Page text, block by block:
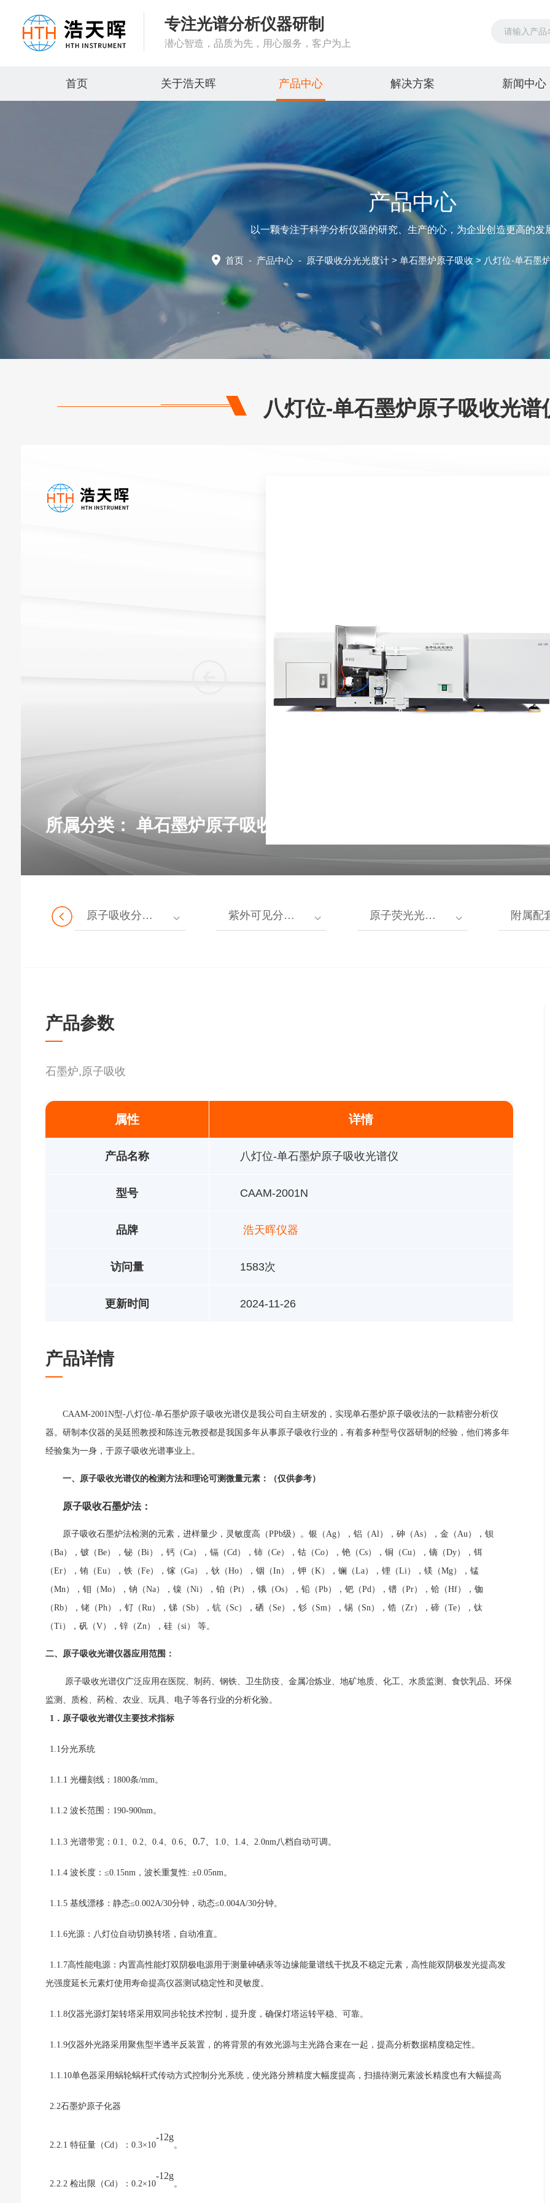
专注光谱分析仪器研制
潜心智造，品质为先，用心服务，客户为上
首页 关于浩天晖 产品中心 解决方案 新闻中心
产品中心
以一颗专注于科学分析仪器的研究、生产的心，为企业创造更高的发
首页- 产品中心- 原子吸收分光光度计> 单石墨炉原子吸收> 八灯位-单石墨
八灯位-单石墨炉原子吸收光谱
所属分类： 单石墨炉原子吸收
原子吸收分光光度计 紫外可见分光光度计 原子荧光光度计 附属配
产品参数
石墨炉,原子吸收
属性
产品名称
型号
品牌
访问量
更新时间
详情
八灯位-单石墨炉原子吸收光谱仪
CAAM-2001N
浩天晖仪器
1583次
2024-11-26
产品详情
CAAM-2001N型-八灯位-单石墨炉原子吸收光谱仪是我公司自主研发的，实现单石墨炉原子吸收法的一款精密分析仪
器。研制本仪器的吴廷照教授和陈连元教授都是我国多年从事原子吸收行业的，有着多种型号仪器研制的经验，他们将多年
经验集为一身，于原子吸收光谱事业上。
一、原子吸收光谱仪的检测方法和理论可测微量元素：（仅供参考）
原子吸收石墨炉法：
原子吸收石墨炉法检测的元素，进样量少，灵敏度高（PPb级）。银（Ag），铝（Al），砷（As），金（Au），钡
（Ba），铍（Be），铋（Bi），钙（Ca），镉（Cd），铈（Ce），钴（Co），铯（Cs），铜（Cu），镝（Dy），铒
（Er），铕（Eu），铁（Fe），镓（Ga），钬（Ho），铟（In），钾（K），镧（La），锂（Li），镁（Mg），锰
（Mn），钼（Mo），钠（Na），镍（Ni），铂（Pt），锇（Os），铅（Pb），钯（Pd），镨（Pr），铪（Hf），铷
（Rb），铑（Ph），钌（Ru），锑（Sb），钪（Sc），硒（Se），钐（Sm），锡（Sn），锆（Zr），碲（Te），钛
（Ti），矾（V），锌（Zn），硅（si） 等。
二、原子吸收光谱仪器应用范围：
原子吸收光谱仪广泛应用在医院、制药、钢铁、卫生防疫、金属冶炼业、地矿地质、化工、水质监测、食饮乳品、环保
监测、质检、药检、农业、玩具、电子等各行业的分析化验。
1． 原子吸收光谱仪主要技术指标
1.1分光系统
1.1.1 光栅刻线：1800条/mm。
1.1.2 波长范围：190-900nm。
1.1.3 光谱带宽：0.1、0.2、 0.4、 0.6、 0.7、 1.0、 1.4、 2.0nm八档自动可调。
1.1.4 波长度：≤0.15nm，波长重复性: ±0.05nm。
1.1.5 基线漂移：静态≤0.002A/30分钟，动态≤0.004A/30分钟。
1.1.6光源： 八灯位 自动切换转塔，自动准直。
1.1.7高性能电源：内置高性能灯双阴极电源用于测量砷硒汞等边缘能量谱线干扰及不稳定元素，高性能双阴极发光提高发
光强度延长元素灯使用寿命提高仪器测试稳定性和灵敏度。
1.1.8仪器光源灯架转塔采用双同步轮技术控制，提升度，确保灯塔运转平稳、可靠。
1.1.9仪器外光路采用聚焦型半透半反装置，的将背景的有效光源与主光路合束在一起， 提高分析数据精度稳定性。
1.1.10单色器采用蜗轮蜗杆式传动方式控制分光系统，使光路分辨精度大幅度提高 ，扫描待测元素波长精度也有大幅提高
2.2石墨炉原子化器
2.2.1 特征量（Cd）：0.3×10
-12g
。
2.2.2 检出限（Cd）：0.2×10
-12g
。